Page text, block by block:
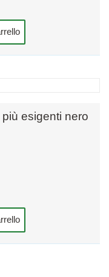
esigenti nero